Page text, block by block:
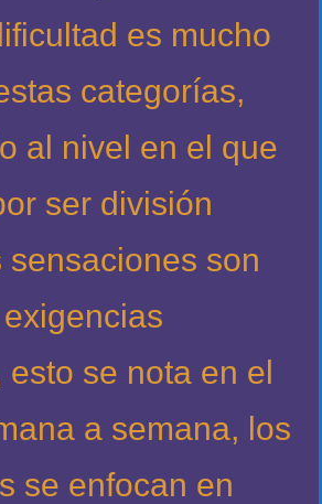
es mucho
categorías,
al nivel en el que
ser división
sensaciones son
esto se nota en el
a semana, los
se enfocan en